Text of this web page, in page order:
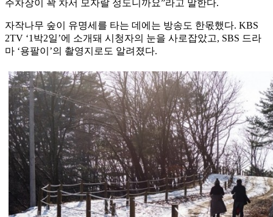
주차장이 꽉 차서 모자랄 정도니까요”라고 말한다.
자작나무 숲이 유명세를 타는 데에는 방송도 한몫했다. KBS
2TV ‘1박2일’에 소개돼 시청자의 눈을 사로잡았고, SBS 드라
마 ‘용팔이’의 촬영지로도 알려졌다.